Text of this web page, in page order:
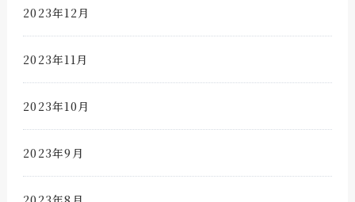
2023年12月
2023年11月
2023年10月
2023年9月